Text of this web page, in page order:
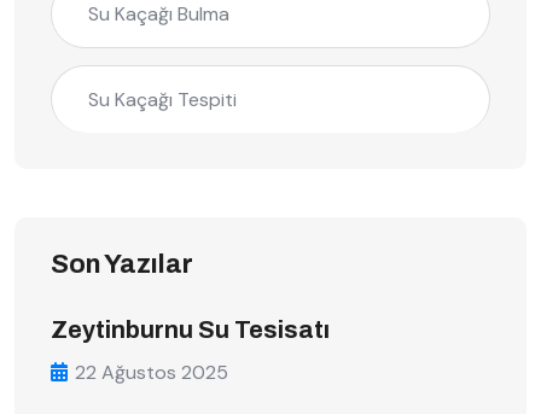
Su Kaçağı Bulma
Su Kaçağı Tespiti
Son Yazılar
Zeytinburnu Su Tesisatı
22 Ağustos 2025